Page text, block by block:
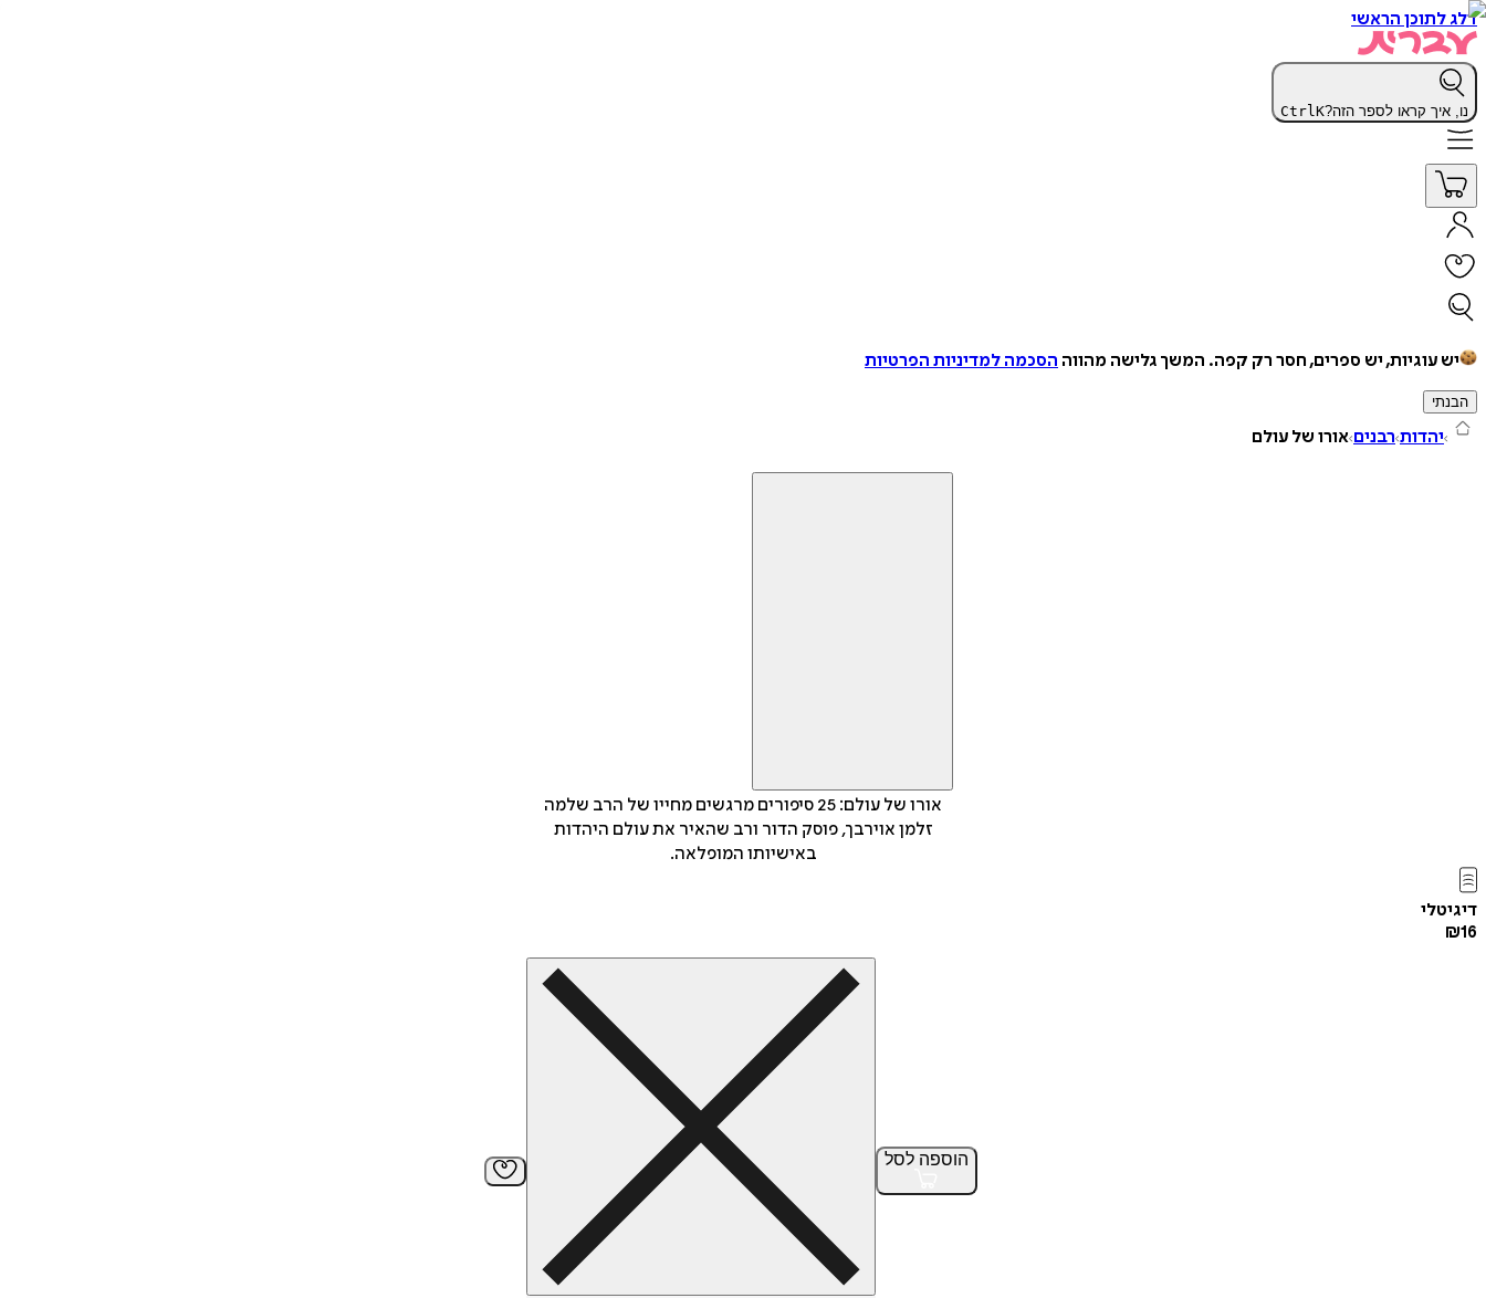
דלג לתוכן הראשי
נו, איך קראו לספר הזה? CtrlK
יש עוגיות, יש ספרים, חסר רק קפה. המשך גלישה מהווה הסכמה למדיניות הפרטיות
הבנתי
יהדות רבנים אורו של עולם
אורו של עולם: 25 סיפורים מרגשים מחייו של הרב שלמה
זלמן אוירבך, פוסק הדור ורב שהאיר את עולם היהדות
באישיותו המופלאה.
דיגיטלי
₪16
הוספה לסל